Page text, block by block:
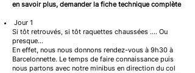
en savoir plus, demander la fiche technique complète
Jour 1
Si tôt retrouvés, si tôt raquettes chaussées .... Ou
presque...
En effet, nous nous donnons rendez-vous à 9h30 à
Barcelonnette. Le temps de faire connaissance puis
nous partons avec notre minibus en direction du col